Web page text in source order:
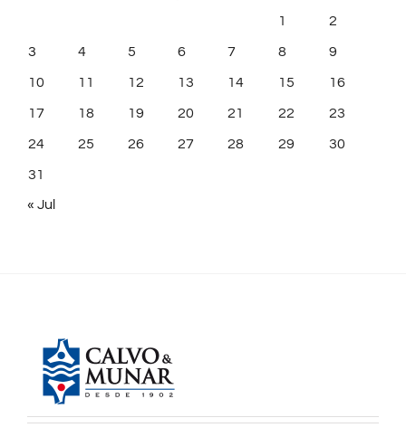
1 2
3 4 5 6 7 8 9
10 11 12 13 14 15 16
17 18 19 20 21 22 23
24 25 26 27 28 29 30
31
« Jul